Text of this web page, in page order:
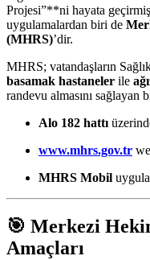
Projesi”**ni hayata
uygulamalardan biri de
(MHRS)’dir.
MHRS; vatandaşların
basamak hastaneler ile
randevu almasını sağlayan
Alo 182 hattı
www.mhrs.gov.tr
MHRS Mobil
🎯 Merkezi
Amaçları